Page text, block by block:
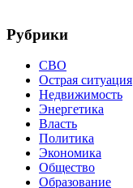
Рубрики
СВО
Острая ситуация
Недвижимость
Энергетика
Власть
Политика
Экономика
Общество
Образование